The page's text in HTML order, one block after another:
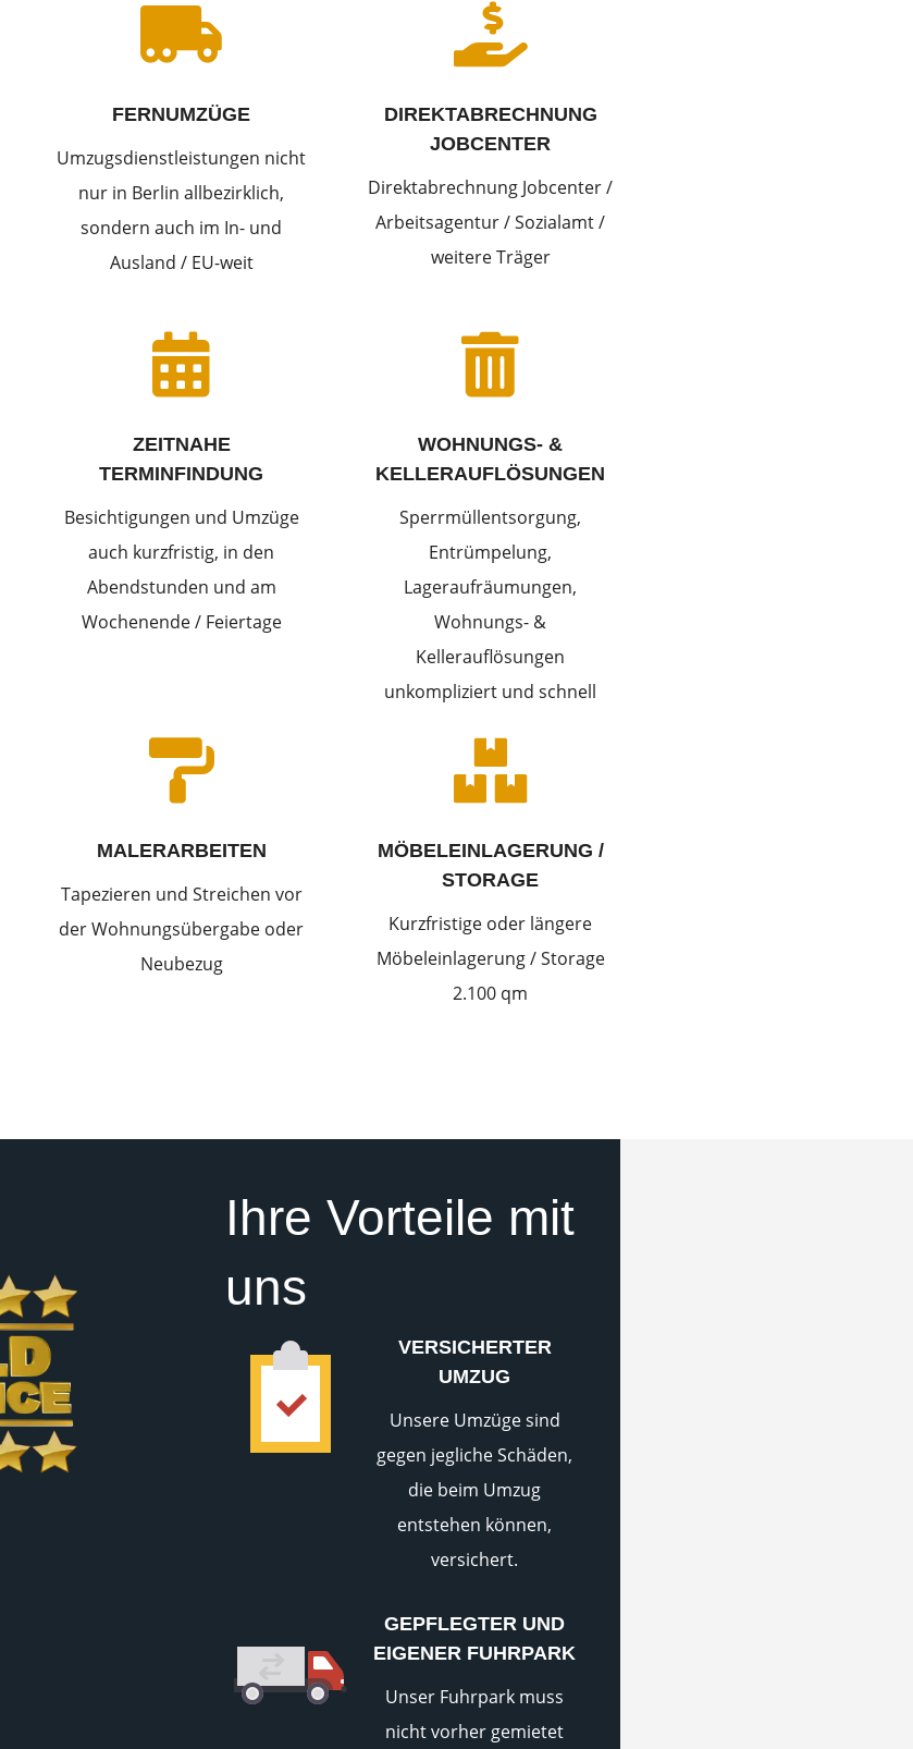

FERNUMZÜGE
Umzugsdienstleistungen nicht
nur in Berlin allbezirklich,
sondern auch im In- und
Ausland / EU-weit

DIREKTABRECHNUNG
JOBCENTER
Direktabrechnung Jobcenter /
Arbeitsagentur / Sozialamt /
weitere Träger

ZEITNAHE
TERMINFINDUNG
Besichtigungen und Umzüge
auch kurzfristig, in den
Abendstunden und am
Wochenende / Feiertage

WOHNUNGS- &
KELLERAUFLÖSUNGEN
Sperrmüllentsorgung,
Entrümpelung,
Lageraufräumungen,
Wohnungs- &
Kellerauflösungen
unkompliziert und schnell

MALERARBEITEN
Tapezieren und Streichen vor
der Wohnungsübergabe oder
Neubezug

MÖBELEINLAGERUNG /
STORAGE
Kurzfristige oder längere
Möbeleinlagerung / Storage
2.100 qm
Ihre Vorteile mit
uns
VERSICHERTER
UMZUG
Unsere Umzüge sind
gegen jegliche Schäden,
die beim Umzug
entstehen können,
versichert.
GEPFLEGTER UND
EIGENER FUHRPARK
Unser Fuhrpark muss
nicht vorher gemietet